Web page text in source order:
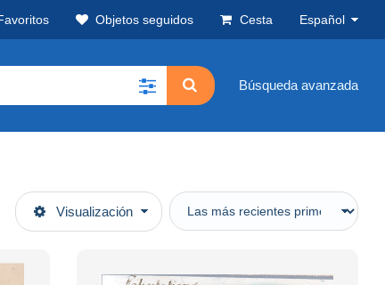
Objetos seguidos Cesta Español
Búsqueda avanzada
Visualización